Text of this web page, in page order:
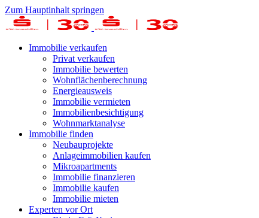
Zum Hauptinhalt springen
Immobilie verkaufen
Privat verkaufen
Immobilie bewerten
Wohnflächenberechnung
Energieausweis
Immobilie vermieten
Immobilienbesichtigung
Wohnmarktanalyse
Immobilie finden
Neubauprojekte
Anlageimmobilien kaufen
Mikroapartments
Immobilie finanzieren
Immobilie kaufen
Immobilie mieten
Experten vor Ort